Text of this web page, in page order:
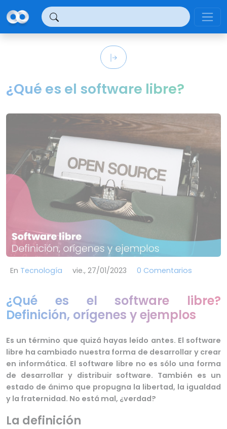
¿Qué es el software libre?
En Tecnología vie., 27/01/2023 0 Comentarios
¿Qué es el software libre?
Definición, orígenes y ejemplos
Es un término que quizá hayas leído antes. El software
libre ha cambiado nuestra forma de desarrollar y crear
en informática. El software libre no es sólo una forma
de desarrollar y distribuir software. También es un
estado de ánimo que propugna la libertad, la igualdad
y la fraternidad. No está mal, ¿verdad?
La definición
Panel de gestión de cookies